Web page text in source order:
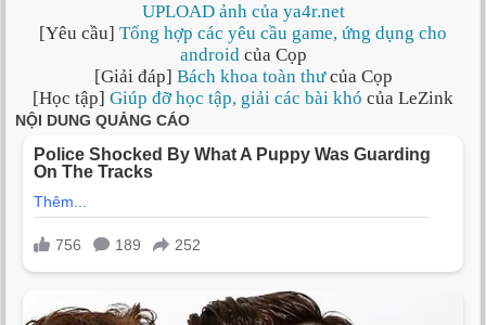
UPLOAD ảnh của ya4r.net
[Yêu cầu] Tổng hợp các yêu cầu game, ứng dụng cho
androidcủa Cọp
[Giải đáp] Bách khoa toàn thưcủa Cọp
[Học tập] Giúp đỡ học tập, giải các bài khó của LeZink